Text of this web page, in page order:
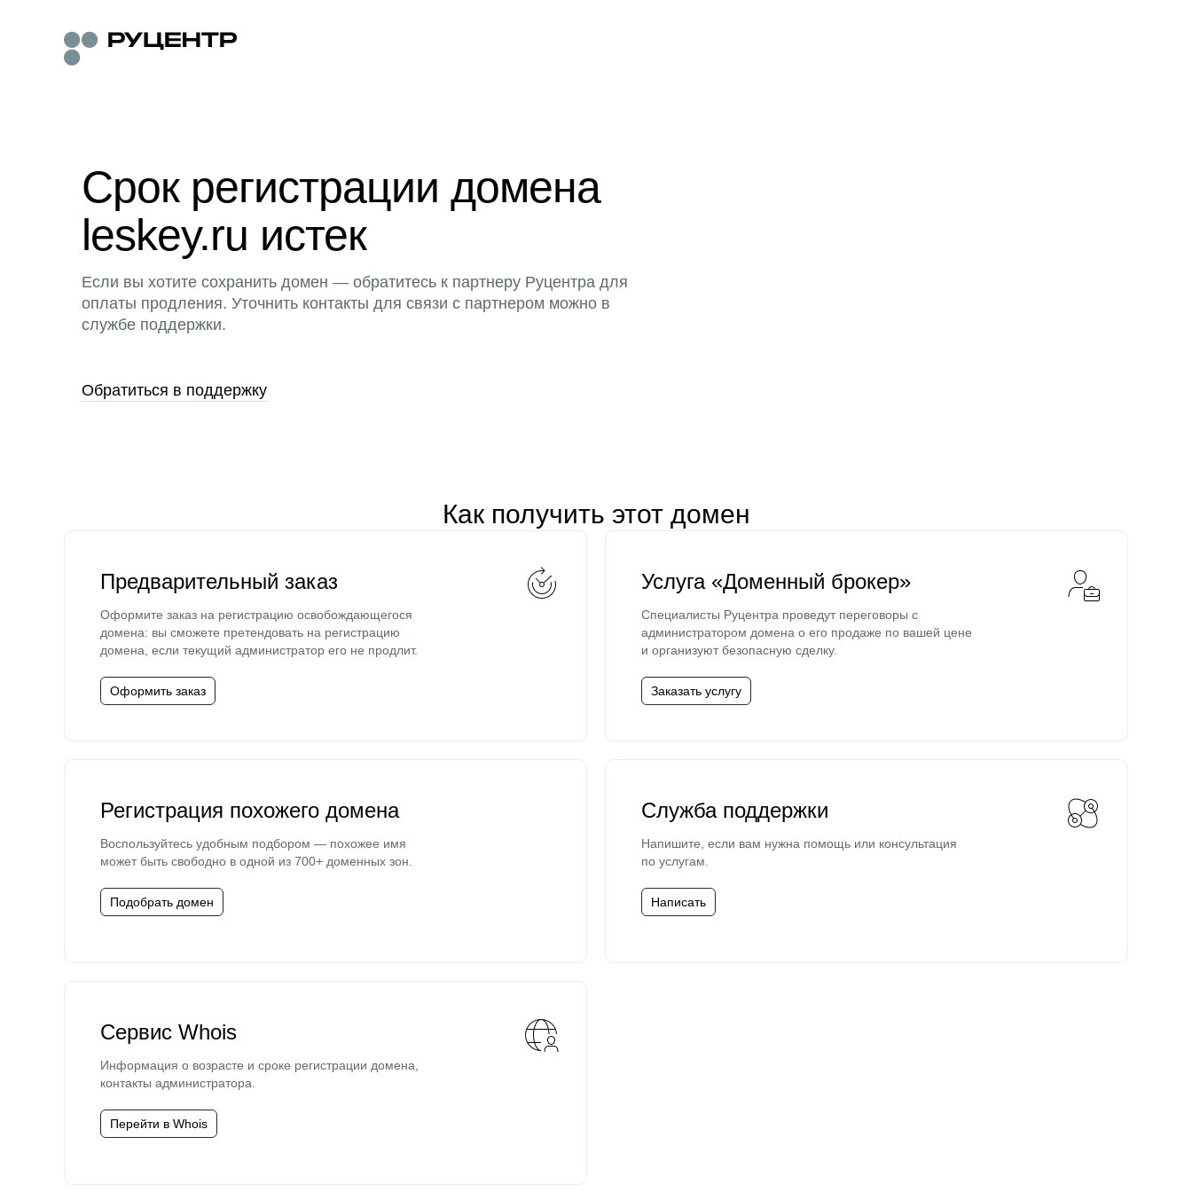
Срок регистрации домена
leskey.ru истек
Если вы хотите сохранить домен — обратитесь к партнеру Руцентра для
оплаты продления. Уточнить контакты для связи с партнером можно в
службе поддержки.
Обратиться в поддержку
Как получить этот домен
Предварительный заказ
Оформите заказ на регистрацию освобождающегося
домена: вы сможете претендовать на регистрацию
домена, если текущий администратор его не продлит.
Оформить заказ
Услуга «Доменный брокер»
Специалисты Руцентра проведут переговоры с
администратором домена о его продаже по вашей цене
и организуют безопасную сделку.
Заказать услугу
Регистрация похожего домена
Воспользуйтесь удобным подбором — похожее имя
может быть свободно в одной из 700+ доменных зон.
Подобрать домен
Служба поддержки
Напишите, если вам нужна помощь или консультация
по услугам.
Написать
Сервис Whois
Информация о возрасте и сроке регистрации домена,
контакты администратора.
Перейти в Whois